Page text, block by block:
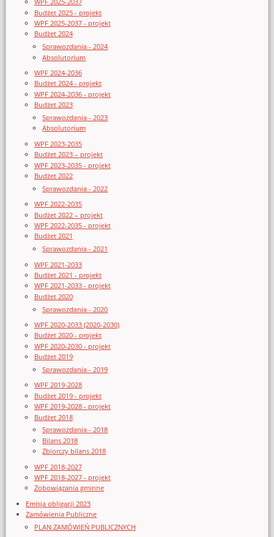
Budżet 2025 - projekt
WPF 2025-2037 - projekt
Budżet 2024
Sprawozdania - 2024
Absolutorium
WPF 2024-2036
Budżet 2024 - projekt
WPF 2024-2036 - projekt
Budżet 2023
Sprawozdania - 2023
Absolutorium
WPF 2023-2035
Budżet 2023 – projekt
WPF 2023-2035 - projekt
Budżet 2022
Sprawozdania - 2022
WPF 2022-2035
Budżet 2022 – projekt
WPF 2022-2035 - projekt
Budżet 2021
Sprawozdania - 2021
WPF 2021-2033
Budżet 2021 - projekt
WPF 2021-2033 - projekt
Budżet 2020
Sprawozdania - 2020
WPF 2020-2033 (2020-2030)
Budżet 2020 - projekt
WPF 2020-2030 - projekt
Budżet 2019
Sprawozdania - 2019
WPF 2019-2028
Budżet 2019 - projekt
WPF 2019-2028 - projekt
Budżet 2018
Sprawozdania - 2018
Bilans 2018
Zbiorczy bilans 2018
WPF 2018-2027
WPF 2018-2027 - projekt
Zobowiązania gminne
Emisja obligacji 2023
Zamówienia Publiczne
PLAN ZAMÓWIEŃ PUBLICZNYCH